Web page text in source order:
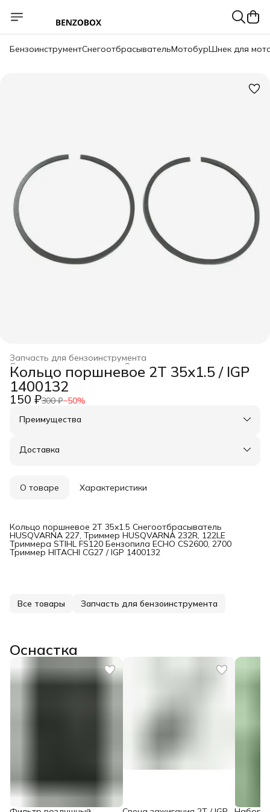
БензоинструментСнегоотбрасывательМотобурШнек для
Запчасть для бензоинструмента
Оснастка для инструмента ›
Строительство и ремонт
Главная ›
Кольцо поршневое 2T 35x1.5 / IGP
1400132
150 ₽300 ₽−50%
Преимущества
Оплата частями в Сплит
Удобный возврат
Доставка
О товаре Характеристики
Кольцо поршневое 2T 35x1.5 Снегоотбрасыватель
HUSQVARNA 227, Триммер HUSQVARNA 232R, 122LE
Триммера STIHL FS120 Бензопила ECHO CS2600, 2700
Триммер HITACHI CG27 / IGP 1400132
Все товары Запчасть для бензоинструмента
Оснастка